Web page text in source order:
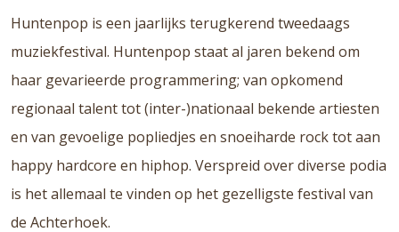
Huntenpop is een jaarlijks terugkerend tweedaags
muziekfestival. Huntenpop staat al jaren bekend om
haar gevarieerde programmering; van opkomend
regionaal talent tot (inter-)nationaal bekende artiesten
en van gevoelige popliedjes en snoeiharde rock tot aan
happy hardcore en hiphop. Verspreid over diverse podia
is het allemaal te vinden op het gezelligste festival van
de Achterhoek.